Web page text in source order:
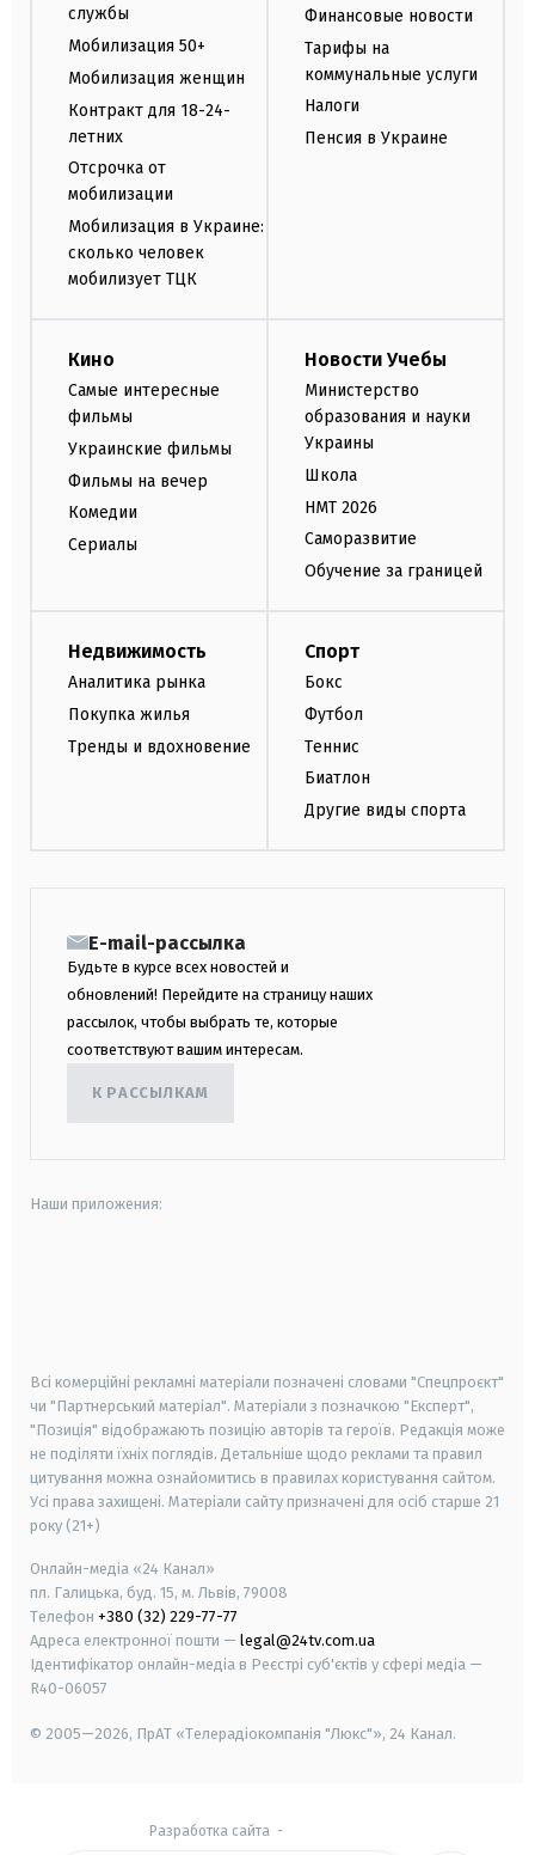
службы
Мобилизация 50+
Мобилизация женщин
Контракт для 18-24-
летних
Отсрочка от
мобилизации
Мобилизация в Украине:
сколько человек
мобилизует ТЦК
Финансовые новости
Тарифы на
коммунальные услуги
Налоги
Пенсия в Украине
Кино
Самые интересные
фильмы
Украинские фильмы
Фильмы на вечер
Комедии
Сериалы
Новости Учебы
Министерство
образования и науки
Украины
Школа
НМТ 2026
Саморазвитие
Обучение за границей
Недвижимость
Аналитика рынка
Покупка жилья
Тренды и вдохновение
Спорт
Бокс
Футбол
Теннис
Биатлон
Другие виды спорта
E-mail-рассылка
Будьте в курсе всех новостей и
обновлений! Перейдите на страницу наших
рассылок, чтобы выбрать те, которые
соответствуют вашим интересам.
К РАССЫЛКАМ
Наши приложения:
Всі комерційні рекламні матеріали позначені словами "Спецпроєкт"
чи "Партнерський матеріал". Матеріали з позначкою "Експерт",
"Позиція" відображають позицію авторів та героїв. Редакція може
не поділяти їхніх поглядів. Детальніше щодо реклами та правил
цитування можна ознайомитись в правилах користування сайтом.
Усі права захищені. Матеріали сайту призначені для осіб старше 21
року (21+)
Онлайн-медіа «24 Канал»
пл. Галицька, буд. 15, м. Львів, 79008
Телефон +380 (32) 229-77-77
Адреса електронної пошти — legal@24tv.com.ua
Ідентифікатор онлайн-медіа в Реєстрі суб'єктів у сфері медіа —
R40-06057
© 2005—2026, ПрАТ «Телерадіокомпанія "Люкс"», 24 Канал.
Разработка сайта -